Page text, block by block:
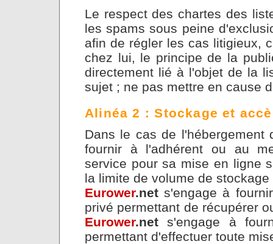
Le respect des chartes des
les spams sous peine
afin de régler les cas litigieux,
chez lui, le principe de la
directement lié à l'objet de la
sujet ; ne pas mettre en cause
Alinéa 2 : Stockage et
Dans le cas de
fournir à l'adhérent ou au
service pour sa mise en ligne
la limite de volume de stockage
Eurower.net s'engage à
privé permettant de récupérer
Eurower.net s'engage à
permettant d'effectuer toute